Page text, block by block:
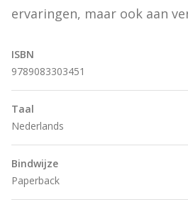
ervaringen, maar ook aan
ISBN
9789083303451
Taal
Nederlands
Bindwijze
Paperback